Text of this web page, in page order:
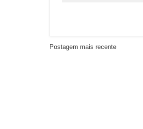
Postagem mais recente